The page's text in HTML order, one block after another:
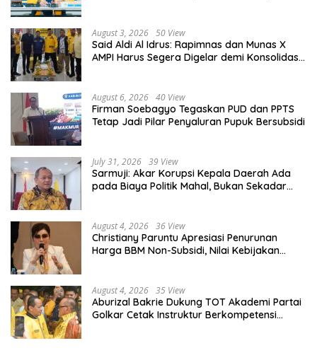
August 3, 2026 50 View
Said Aldi Al Idrus: Rapimnas dan Munas X
AMPI Harus Segera Digelar demi Konsolidasi
August 6, 2026 40 View
Firman Soebagyo Tegaskan PUD dan PPTS
Tetap Jadi Pilar Penyaluran Pupuk Bersubsidi
July 31, 2026 39 View
Sarmuji: Akar Korupsi Kepala Daerah Ada
pada Biaya Politik Mahal, Bukan Sekadar
August 4, 2026 36 View
Christiany Paruntu Apresiasi Penurunan
Harga BBM Non-Subsidi, Nilai Kebijakan
August 4, 2026 35 View
Aburizal Bakrie Dukung TOT Akademi Partai
Golkar Cetak Instruktur Berkompetensi